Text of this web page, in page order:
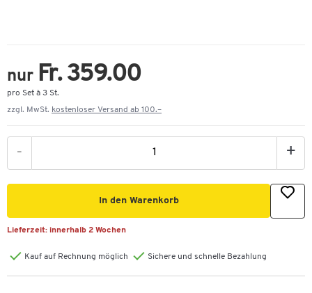
nur Fr. 359.00
pro Set à 3 St.
zzgl. MwSt. kostenloser Versand ab 100.–
- +
In den Warenkorb
Lieferzeit: innerhalb 2 Wochen
Kauf auf Rechnung möglich Sichere und schnelle Bezahlung